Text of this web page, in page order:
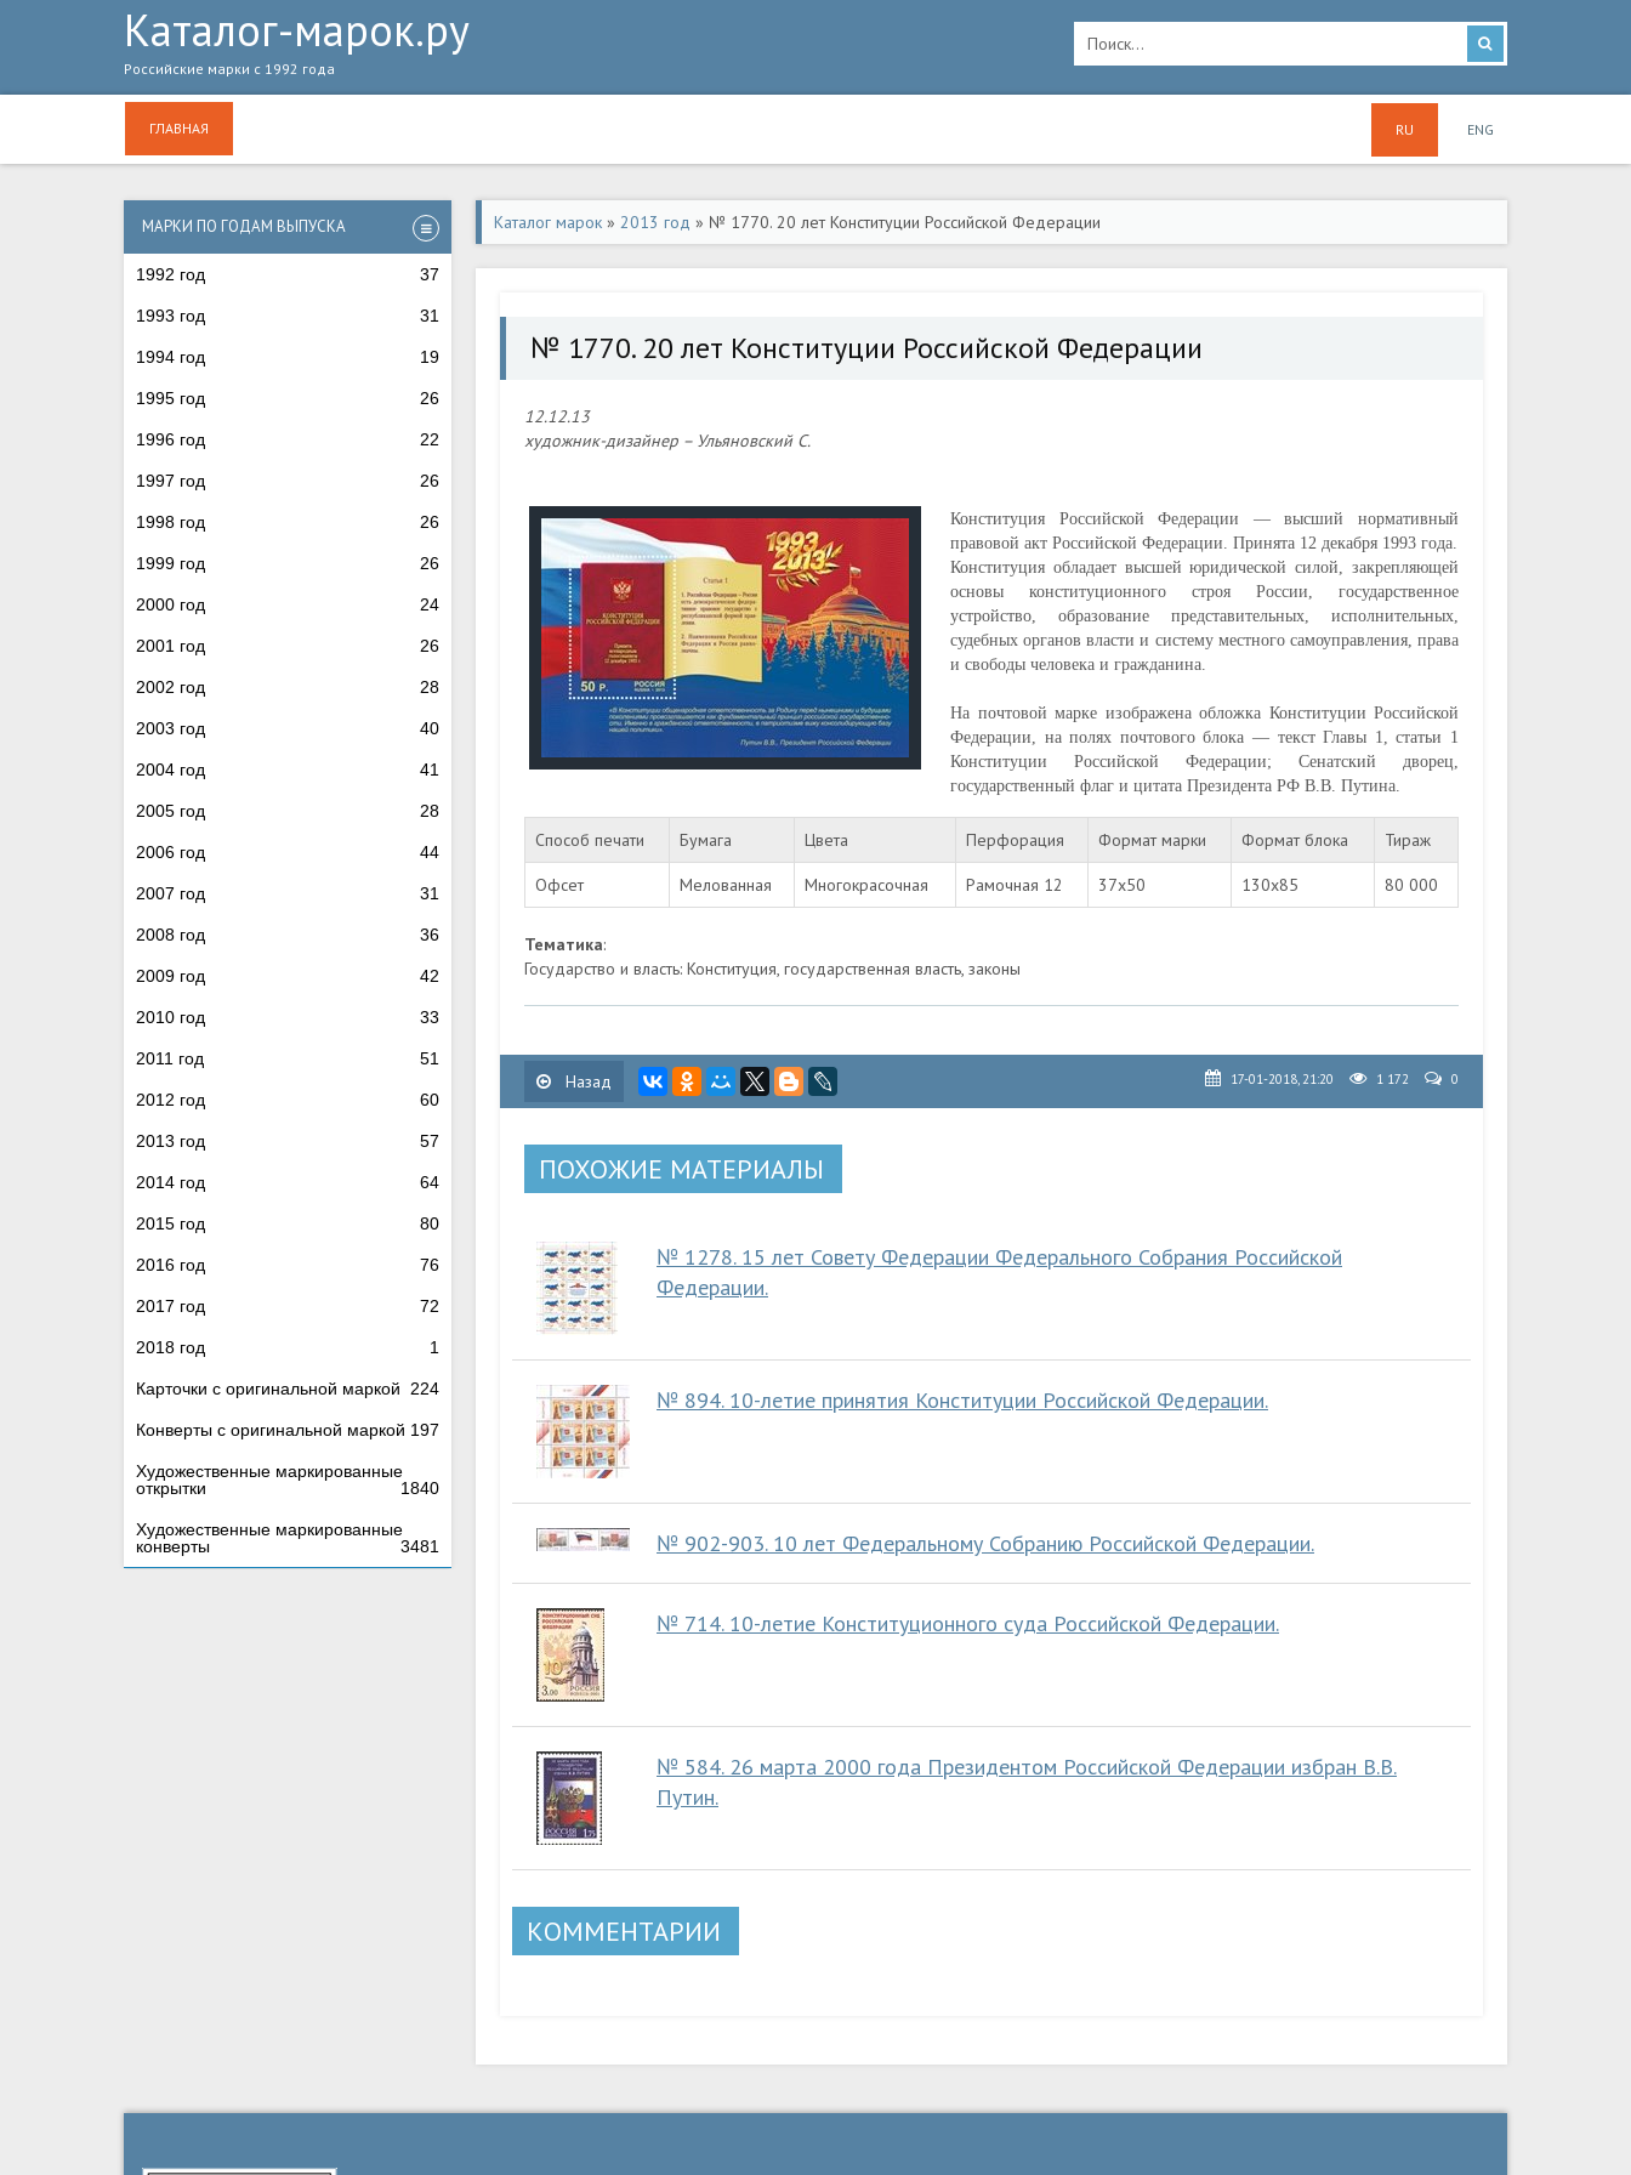
Каталог-марок.ру
Российские марки с 1992 года
ГЛАВНАЯ RU ENG
МАРКИ ПО ГОДАМ ВЫПУСКА
1992 год 37
1993 год 31
1994 год 19
1995 год 26
1996 год 22
1997 год 26
1998 год 26
1999 год 26
2000 год 24
2001 год 26
2002 год 28
2003 год 40
2004 год 41
2005 год 28
2006 год 44
2007 год 31
2008 год 36
2009 год 42
2010 год 33
2011 год 51
2012 год 60
2013 год 57
2014 год 64
2015 год 80
2016 год 76
2017 год 72
2018 год 1
Карточки с оригинальной маркой 224
Конверты с оригинальной маркой 197
Художественные маркированные
открытки
1840
Художественные маркированные
конверты
3481
Каталог марок » 2013 год » № 1770. 20 лет Конституции Российской Федерации
№ 1770. 20 лет Конституции Российской Федерации
12.12.13
художник-дизайнер – Ульяновский C.
Конституция Российской Федерации — высший нормативный
правовой акт Российской Федерации. Принята 12 декабря 1993 года.
Конституция обладает высшей юридической силой, закрепляющей
основы конституционного строя России, государственное
устройство, образование представительных, исполнительных,
судебных органов власти и систему местного самоуправления, права
и свободы человека и гражданина.
На почтовой марке изображена обложка Конституции Российской
Федерации, на полях почтового блока — текст Главы 1, статьи 1
Конституции Российской Федерации; Сенатский дворец,
государственный флаг и цитата Президента РФ В.В. Путина.
Способ печати Бумага Цвета Перфорация Формат марки Формат блока Тираж
Офсет Мелованная Многокрасочная Рамочная 12 37х50 130х85 80 000
Тематика:
Государство и власть: Конституция, государственная власть, законы
Назад 17-01-2018, 21:20 1 172 0
ПОХОЖИЕ МАТЕРИАЛЫ
№ 1278. 15 лет Совету Федерации Федерального Собрания Российской
Федерации.
№ 894. 10-летие принятия Конституции Российской Федерации.
№ 902-903. 10 лет Федеральному Собранию Российской Федерации.
№ 714. 10-летие Конституционного суда Российской Федерации.
№ 584. 26 марта 2000 года Президентом Российской Федерации избран В.В.
Путин.
КОММЕНТАРИИ